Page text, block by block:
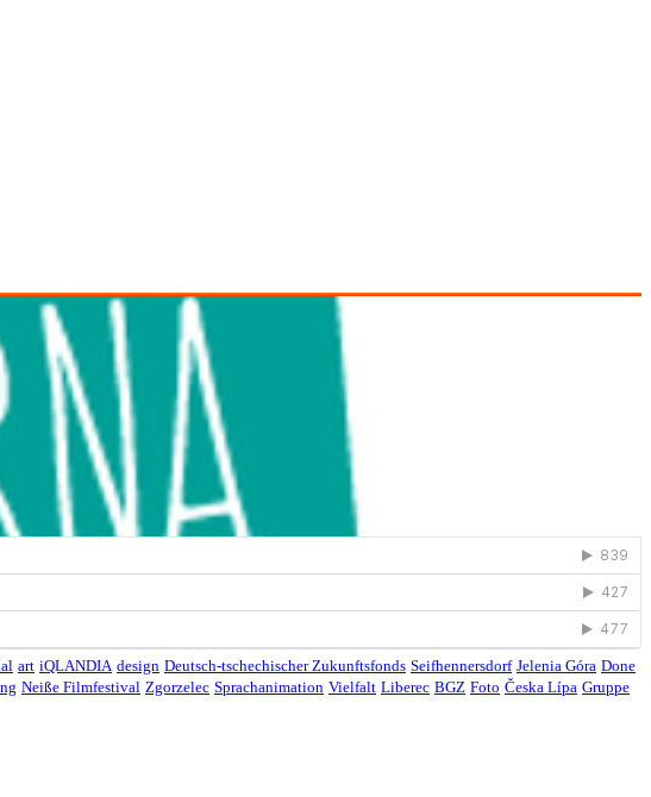
art iQLANDIA design Deutsch-tschechischer Zukunftsfonds Seifhennersdorf Jelenia Góra Done
Neiße Filmfestival Zgorzelec Sprachanimation Vielfalt Liberec BGZ Foto Česka Lípa Gruppe